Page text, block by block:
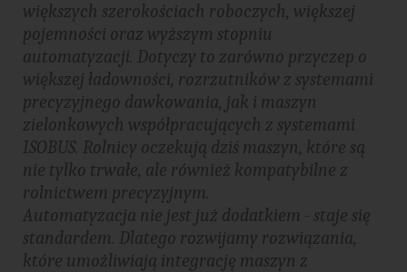
większych szerokościach roboczych, większej
pojemności oraz wyższym stopniu
automatyzacji. Dotyczy to zarówno przyczep o
większej ładowności, rozrzutników z systemami
precyzyjnego dawkowania, jak i maszyn
zielonkowych współpracujących z systemami
ISOBUS. Rolnicy oczekują dziś maszyn, które są
nie tylko trwałe, ale również kompatybilne z
rolnictwem precyzyjnym.
Automatyzacja nie jest już dodatkiem - staje się
standardem. Dlatego rozwijamy rozwiązania,
które umożliwiają integrację maszyn z